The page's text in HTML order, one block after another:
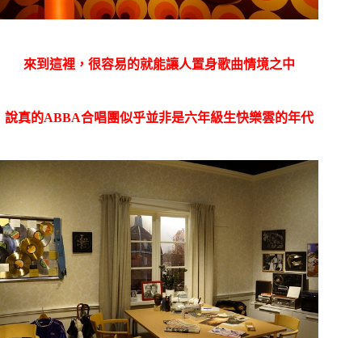
來到這裡，很容易的就能讓人置身歌曲情境之中
說真的ABBA合唱團似乎並非是六年級生快樂雲的年代